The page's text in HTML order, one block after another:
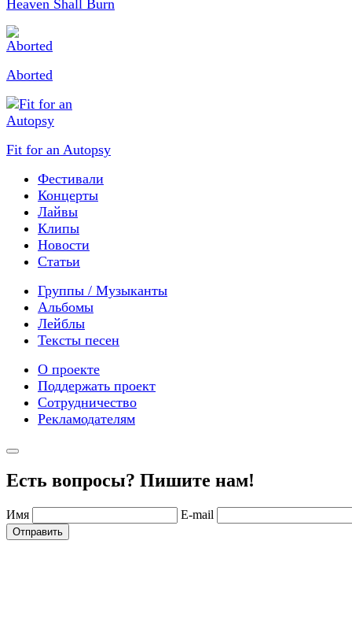
Heaven Shall Burn
Aborted
Fit for an Autopsy
Фестивали
Концерты
Лайвы
Клипы
Новости
Статьи
Группы / Музыканты
Альбомы
Лейблы
Тексты песен
О проекте
Поддержать проект
Сотрудничество
Рекламодателям
Есть вопросы? Пишите нам!
Имя E-mail